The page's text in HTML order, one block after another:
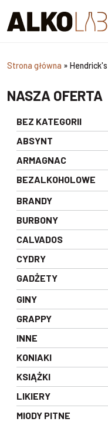
Strona główna » Hendrick's
NASZA OFERTA
BEZ KATEGORII
ABSYNT
ARMAGNAC
BEZALKOHOLOWE
BRANDY
BURBONY
CALVADOS
CYDRY
GADŻETY
GINY
GRAPPY
INNE
KONIAKI
KSIĄŻKI
LIKIERY
MIODY PITNE